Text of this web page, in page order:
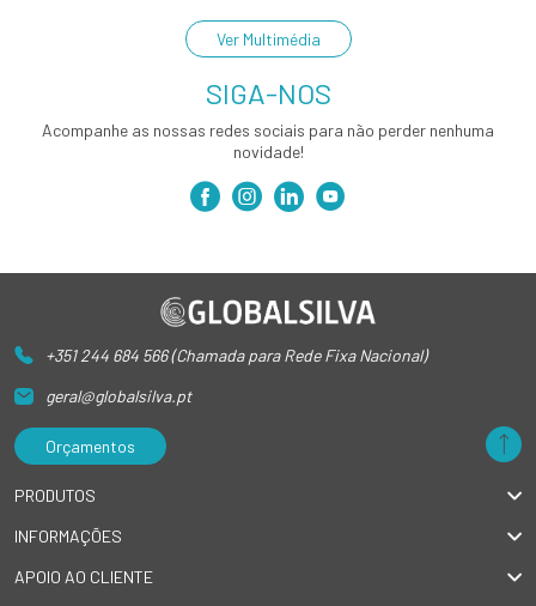
Ver Multimédia
SIGA-NOS
Acompanhe as nossas redes sociais para não perder nenhuma
novidade!
+351 244 684 566 (Chamada para Rede Fixa Nacional)
geral@globalsilva.pt
Orçamentos
PRODUTOS
INFORMAÇÕES
APOIO AO CLIENTE